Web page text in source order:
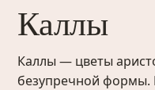
Каллы
Каллы — цветы
безупречной формы.